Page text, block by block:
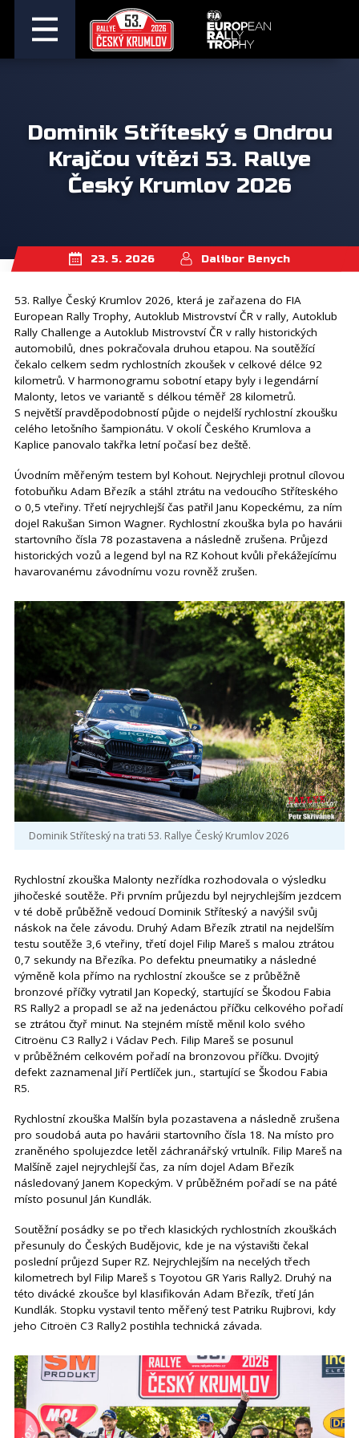
Dominik Stříteský s Ondrou
Krajčou vítězi 53. Rallye
Český Krumlov 2026
23. 5. 2026 Dalibor Benych
53. Rallye Český Krumlov 2026, která je zařazena do FIA
European Rally Trophy, Autoklub Mistrovství ČR v rally, Autoklub
Rally Challenge a Autoklub Mistrovství ČR v rally historických
automobilů, dnes pokračovala druhou etapou. Na soutěžící
čekalo celkem sedm rychlostních zkoušek v celkové délce 92
kilometrů. V harmonogramu sobotní etapy byly i legendární
Malonty, letos ve variantě s délkou téměř 28 kilometrů.
S největší pravděpodobností půjde o nejdelší rychlostní zkoušku
celého letošního šampionátu. V okolí Českého Krumlova a
Kaplice panovalo takřka letní počasí bez deště.
Úvodním měřeným testem byl Kohout. Nejrychleji protnul cílovou
fotobuňku Adam Březík a stáhl ztrátu na vedoucího Stříteského
o 0,5 vteřiny. Třetí nejrychlejší čas patřil Janu Kopeckému, za ním
dojel Rakušan Simon Wagner. Rychlostní zkouška byla po havárii
startovního čísla 78 pozastavena a následně zrušena. Průjezd
historických vozů a legend byl na RZ Kohout kvůli překážejícímu
havarovanému závodnímu vozu rovněž zrušen.
Dominik Stříteský na trati 53. Rallye Český Krumlov 2026
Rychlostní zkouška Malonty nezřídka rozhodovala o výsledku
jihočeské soutěže. Při prvním průjezdu byl nejrychlejším jezdcem
v té době průběžně vedoucí Dominik Stříteský a navýšil svůj
náskok na čele závodu. Druhý Adam Březík ztratil na nejdelším
testu soutěže 3,6 vteřiny, třetí dojel Filip Mareš s malou ztrátou
0,7 sekundy na Březíka. Po defektu pneumatiky a následné
výměně kola přímo na rychlostní zkoušce se z průběžně
bronzové příčky vytratil Jan Kopecký, startující se Škodou Fabia
RS Rally2 a propadl se až na jedenáctou příčku celkového pořadí
se ztrátou čtyř minut. Na stejném místě měnil kolo svého
Citroënu C3 Rally2 i Václav Pech. Filip Mareš se posunul
v průběžném celkovém pořadí na bronzovou příčku. Dvojitý
defekt zaznamenal Jiří Pertlíček jun., startující se Škodou Fabia
R5.
Rychlostní zkouška Malšín byla pozastavena a následně zrušena
pro soudobá auta po havárii startovního čísla 18. Na místo pro
zraněného spolujezdce letěl záchranářský vrtulník. Filip Mareš na
Malšíně zajel nejrychlejší čas, za ním dojel Adam Březík
následovaný Janem Kopeckým. V průběžném pořadí se na páté
místo posunul Ján Kundlák.
Soutěžní posádky se po třech klasických rychlostních zkouškách
přesunuly do Českých Budějovic, kde je na výstavišti čekal
poslední průjezd Super RZ. Nejrychlejším na necelých třech
kilometrech byl Filip Mareš s Toyotou GR Yaris Rally2. Druhý na
této divácké zkoušce byl klasifikován Adam Březík, třetí Ján
Kundlák. Stopku vystavil tento měřený test Patriku Rujbrovi, kdy
jeho Citroën C3 Rally2 postihla technická závada.